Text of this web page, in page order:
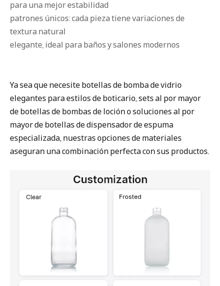
para una mejor estabilidad
patrones únicos: cada pieza tiene variaciones de
textura natural
elegante, ideal para baños y salones modernos
Ya sea que necesite botellas de bomba de vidrio
elegantes para estilos de boticario, sets al por mayor
de botellas de bombas de loción o soluciones al por
mayor de botellas de dispensador de espuma
especializada, nuestras opciones de materiales
aseguran una combinación perfecta con sus productos.